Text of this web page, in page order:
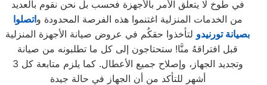
في طوخ لا يتعلق الأمر بالأجهزة فحسب بل نحن نقوم بالعديد
من الخدمات المنزلية اغتنموا هذه الفرصة المحدودة واتصلوا
بصيانة تورنيدو لتأخذوا حقكُم في عروض صيانة الأجهزة المنزلية
قبل افتراقهُ منَّا! ستحتاجون إلى كل ما تطلبونه من صيانة
وتجديد الجهاز، وإصلاح جميع الأعطال. كما يلزم متابعة كل 3
أشهر للتأكد من أن الجهاز في حالة جيدة